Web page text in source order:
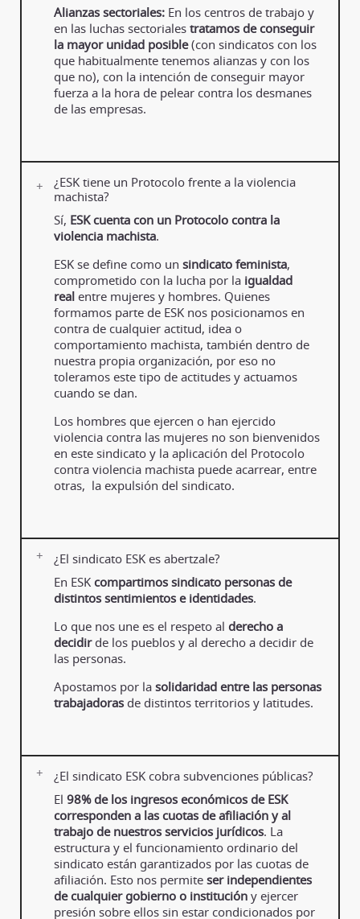
Alianzas sectoriales: En los centros de trabajo y
en las luchas sectoriales tratamos de conseguir
la mayor unidad posible(con sindicatos con los
que habitualmente tenemos alianzas y con los
que no), con la intención de conseguir mayor
fuerza a la hora de pelear contra los desmanes
de las empresas.
¿ESK tiene un Protocolo frente a la violencia
machista?
Sí, ESK cuenta con un Protocolo contra la
violencia machista.
ESK se define como un sindicato feminista,
comprometido con la lucha por la igualdad
real entre mujeres y hombres. Quienes
formamos parte de ESK nos posicionamos en
contra de cualquier actitud, idea o
comportamiento machista, también dentro de
nuestra propia organización, por eso no
toleramos este tipo de actitudes y actuamos
cuando se dan.
Los hombres que ejercen o han ejercido
violencia contra las mujeres no son bienvenidos
en este sindicato y la aplicación del Protocolo
contra violencia machista puede acarrear, entre
otras, la expulsión del sindicato.
¿El sindicato ESK es abertzale?
En ESK compartimos sindicato personas de
distintos sentimientos e identidades.
Lo que nos une es el respeto al derecho a
decidirde los pueblos y al derecho a decidir de
las personas.
Apostamos por la solidaridad entre las personas
trabajadoras de distintos territorios y latitudes.
¿El sindicato ESK cobra subvenciones públicas?
El 98% de los ingresos económicos de ESK
corresponden a las cuotas de afiliación y al
trabajo de nuestros servicios jurídicos. La
estructura y el funcionamiento ordinario del
sindicato están garantizados por las cuotas de
afiliación. Esto nos permite ser independientes
de cualquier gobierno o institución y ejercer
presión sobre ellos sin estar condicionados por